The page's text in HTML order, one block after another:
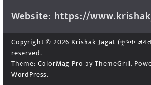
Website: https://
Copyright © 2026 Krishak Jagat (कृषक
reserved.
Theme: ColorMag Pro by ThemeGrill.
WordPress.